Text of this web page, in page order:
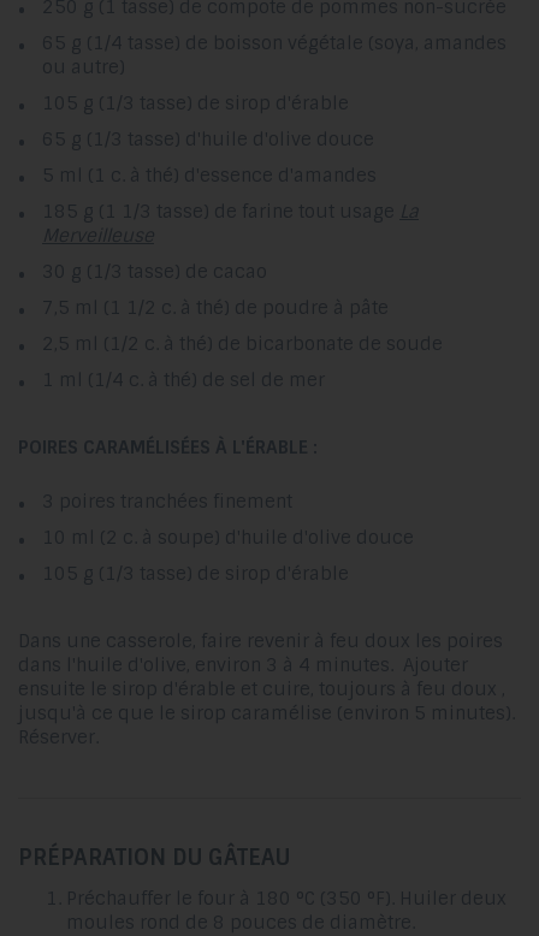
250 g (1 tasse) de compote de pommes non-sucrée
65 g (1/4 tasse) de boisson végétale (soya, amandes
ou autre)
105 g (1/3 tasse) de sirop d'érable
65 g (1/3 tasse) d'huile d'olive douce
5 ml (1 c. à thé) d'essence d'amandes
185 g (1 1/3 tasse) de farine tout usage La
Merveilleuse
30 g (1/3 tasse) de cacao
7,5 ml (1 1/2 c. à thé) de poudre à pâte
2,5 ml (1/2 c. à thé) de bicarbonate de soude
1 ml (1/4 c. à thé) de sel de mer
POIRES CARAMÉLISÉES À L'ÉRABLE :
3 poires tranchées finement
10 ml (2 c. à soupe) d'huile d'olive douce
105 g (1/3 tasse) de sirop d'érable
Dans une casserole, faire revenir à feu doux les poires
dans l'huile d'olive, environ 3 à 4 minutes. Ajouter
ensuite le sirop d'érable et cuire, toujours à feu doux ,
jusqu'à ce que le sirop caramélise (environ 5 minutes).
Réserver.
PRÉPARATION DU GÂTEAU
Préchauffer le four à 180 °C (350 °F). Huiler deux
moules rond de 8 pouces de diamètre.